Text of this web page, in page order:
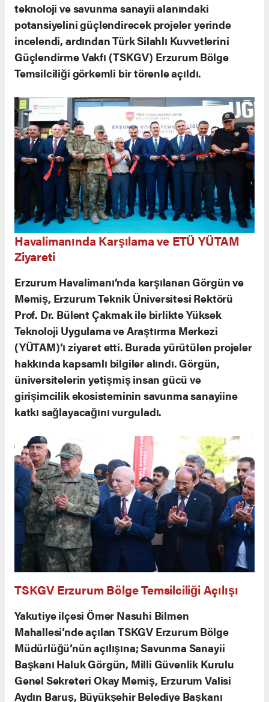
teknoloji ve savunma sanayii alanındaki
potansiyelini güçlendirecek projeler yerinde
incelendi, ardından Türk Silahlı Kuvvetlerini
Güçlendirme Vakfı (TSKGV) Erzurum Bölge
Temsilciliği görkemli bir törenle açıldı.
Havalimanında Karşılama ve ETÜ YÜTAM
Ziyareti
Erzurum Havalimanı’nda karşılanan Görgün ve
Memiş, Erzurum Teknik Üniversitesi Rektörü
Prof. Dr. Bülent Çakmak ile birlikte Yüksek
Teknoloji Uygulama ve Araştırma Merkezi
(YÜTAM)’ı ziyaret etti. Burada yürütülen projeler
hakkında kapsamlı bilgiler alındı. Görgün,
üniversitelerin yetişmiş insan gücü ve
girişimcilik ekosisteminin savunma sanayiine
katkı sağlayacağını vurguladı.
TSKGV Erzurum Bölge Temsilciliği Açılışı
Yakutiye ilçesi Ömer Nasuhi Bilmen
Mahallesi’nde açılan TSKGV Erzurum Bölge
Müdürlüğü’nün açılışına; Savunma Sanayii
Başkanı Haluk Görgün, Milli Güvenlik Kurulu
Genel Sekreteri Okay Memiş, Erzurum Valisi
Aydın Baruş, Büyükşehir Belediye Başkanı